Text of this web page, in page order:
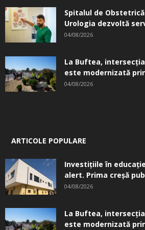
Spitalul de
Urologia dezvoltă
04/08/2026
La Buftea,
este modernizată
04/08/2026
ARTICOLE POPULARE
Investițiile în
alert. Prima creşă
04/08/2026
La Buftea,
este modernizată